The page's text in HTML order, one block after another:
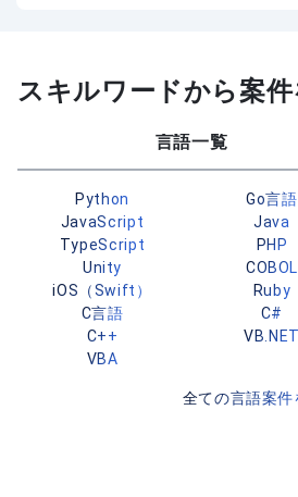
スキルワードから案
言語一覧
Python
Go言語
JavaScript
Java
TypeScript
PHP
Unity
COBOL
iOS（Swift）
Ruby
C言語
C#
C++
VB.NET
VBA
全ての言語案件